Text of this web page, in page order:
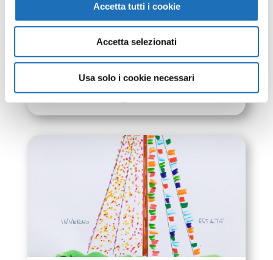
Accetta tutti i cookie
Accetta selezionati
Usa solo i cookie necessari
Albero davanti al mare
Mantegazza, Tinin